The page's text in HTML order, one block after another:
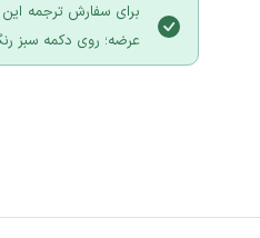
برای سفارش ترجمه
عرضه؛ روی دکمه سبز